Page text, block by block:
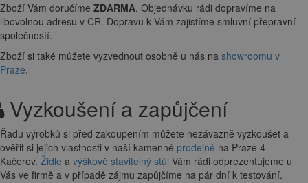
Zboží Vám doručíme ZDARMA. Objednávku rádi dopravíme na
libovolnou adresu v ČR. Dopravu k Vám zajistíme smluvní přepravní
společností.
Zboží si také můžete vyzvednout osobně u nás na showroomu v
Praze.
Vyzkoušení a zapůjčení
Řadu výrobků si před zakoupením můžete nezávazně vyzkoušet a
ověřit si jejich vlastnosti v naší kamenné prodejně na Praze 4 -
Kačerov. Židle a výškově stavitelný stůl Vám rádi odprezentujeme u
Vás ve firmě a v případě zájmu zapůjčíme na pár dní k testování.